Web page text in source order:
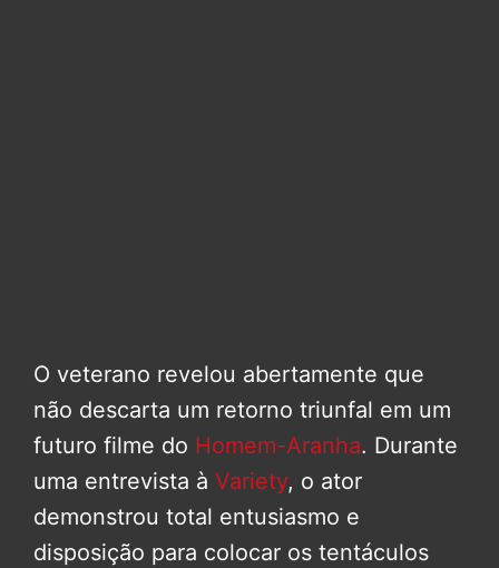
O veterano revelou abertamente que
não descarta um retorno triunfal em um
futuro filme do Homem-Aranha. Durante
uma entrevista à Variety, o ator
demonstrou total entusiasmo e
disposição para colocar os tentáculos